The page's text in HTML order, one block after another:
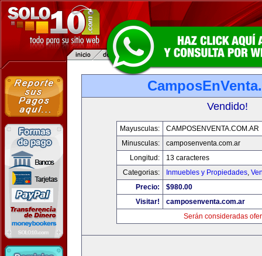
Vendido!
Mayusculas:
CAMPOSENVENTA.COM.AR
Minusculas:
camposenventa.com.ar
Longitud:
13 caracteres
Categorias:
Inmuebles y Propiedades,
Precio:
$980.00
Visitar!
camposenventa.com.ar
Serán consideradas